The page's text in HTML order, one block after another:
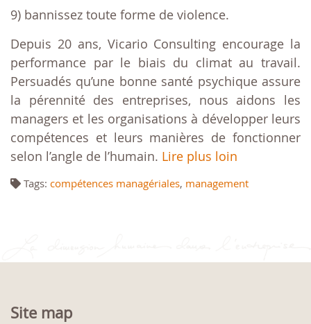
9) bannissez toute forme de violence.
Depuis 20 ans, Vicario Consulting encourage la
performance par le biais du climat au travail.
Persuadés qu’une bonne santé psychique assure
la pérennité des entreprises, nous aidons les
managers et les organisations à développer leurs
compétences et leurs manières de fonctionner
selon l’angle de l’humain. Lire plus loin
Tags: compétences managériales, management
Site map